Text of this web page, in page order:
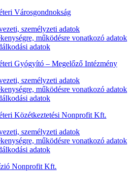
Városgondnokság
személyzeti adatok
működésre vonatkozó adatok
adatok
Gyógyító – Megelőző Intézmény
személyzeti adatok
működésre vonatkozó adatok
adatok
Közétkeztetési Nonprofit Kft.
személyzeti adatok
működésre vonatkozó adatok
adatok
Nonprofit Kft.